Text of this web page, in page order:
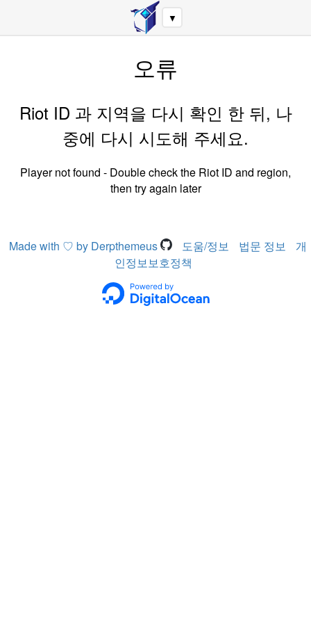
▼
오류
Riot ID 과 지역을 다시 확인 한 뒤, 나
중에 다시 시도해 주세요.
Player not found - Double check the Riot ID and region,
then try again later
Made with ♡ by Derpthemeus 도움/정보 법문 정보
개
인정보보호정책